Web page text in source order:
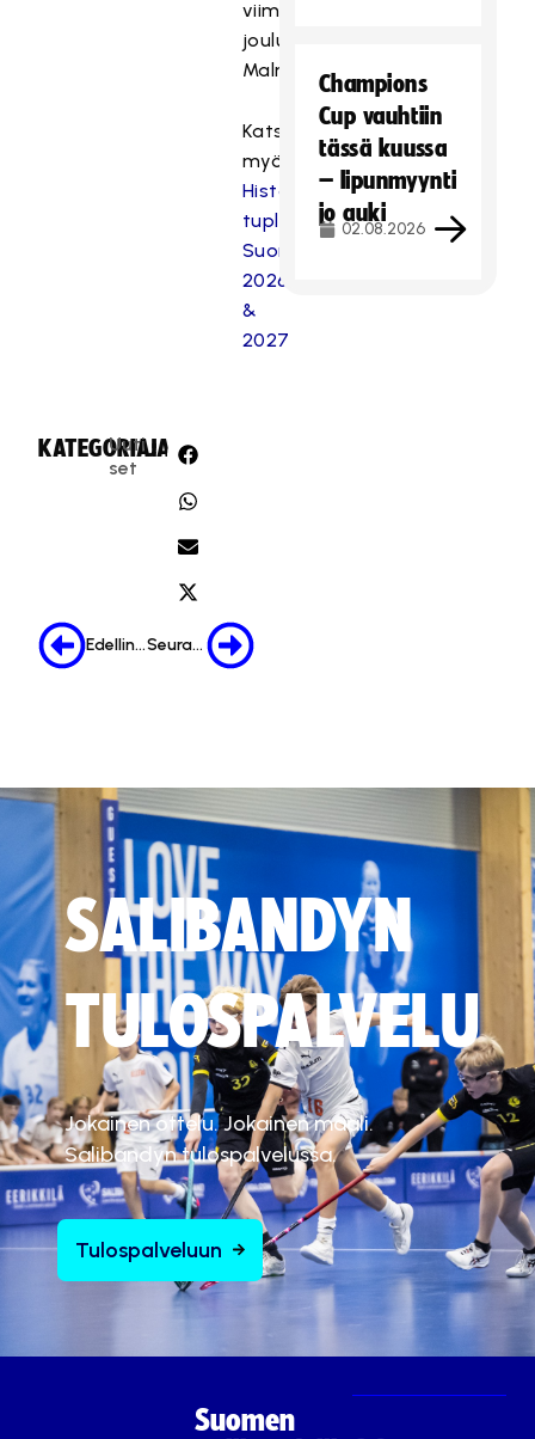
viime
joulukuussa
Malmössä.
Katso
myös:
Historialliset
tuplakisat
Suomessa
2026
&
2027
KATEGORIA:
Uuti
set
JAA:
Edellinen Seuraava
Champions
Cup vauhtiin
tässä kuussa
– lipunmyynti
jo auki
02.08.2026
SALIBANDYN
TULOSPALVELU
Jokainen ottelu. Jokainen maali.
Salibandyn tulospalvelussa.
Tulospalveluun
Suomen